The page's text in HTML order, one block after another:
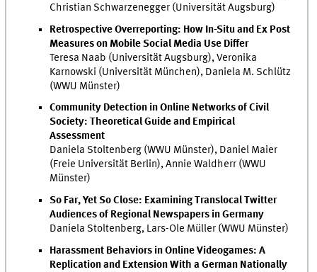
Christian Schwarzenegger (Universität Augsburg)
Retrospective Overreporting: How In-Situ and Ex Post
Measures on Mobile Social Media Use Differ
Teresa Naab (Universität Augsburg), Veronika
Karnowski (Universität München), Daniela M. Schlütz
(WWU Münster)
Community Detection in Online Networks of Civil
Society: Theoretical Guide and Empirical
Assessment
Daniela Stoltenberg (WWU Münster), Daniel Maier
(Freie Universität Berlin), Annie Waldherr (WWU
Münster)
So Far, Yet So Close: Examining Translocal Twitter
Audiences of Regional Newspapers in Germany
Daniela Stoltenberg, Lars-Ole Müller (WWU Münster)
Harassment Behaviors in Online Videogames: A
Replication and Extension With a German Nationally